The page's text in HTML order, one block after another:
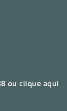
ou clique aqui